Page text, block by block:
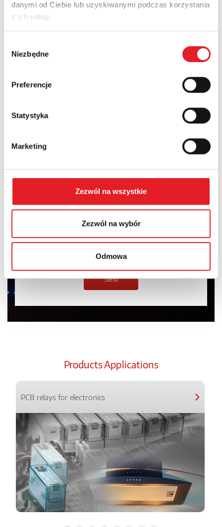
danymi od Ciebie lub uzyskiwanymi podczas korzystania
z ich usług.
zgody
Niezbędne
Preferencje
Statystyka
Marketing
Zezwól na wszystkie
Zezwól na wybór
Odmowa
Phone:
Country:
Contents: *
I have read thePrivacy Policy*
Products Applications
PCB relays for electronics